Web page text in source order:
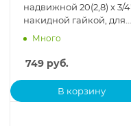
надвижной 20(2,8) х 3/4"с
накидной гайкой, для
ручного инструмента
Много
749 руб.
В корзину